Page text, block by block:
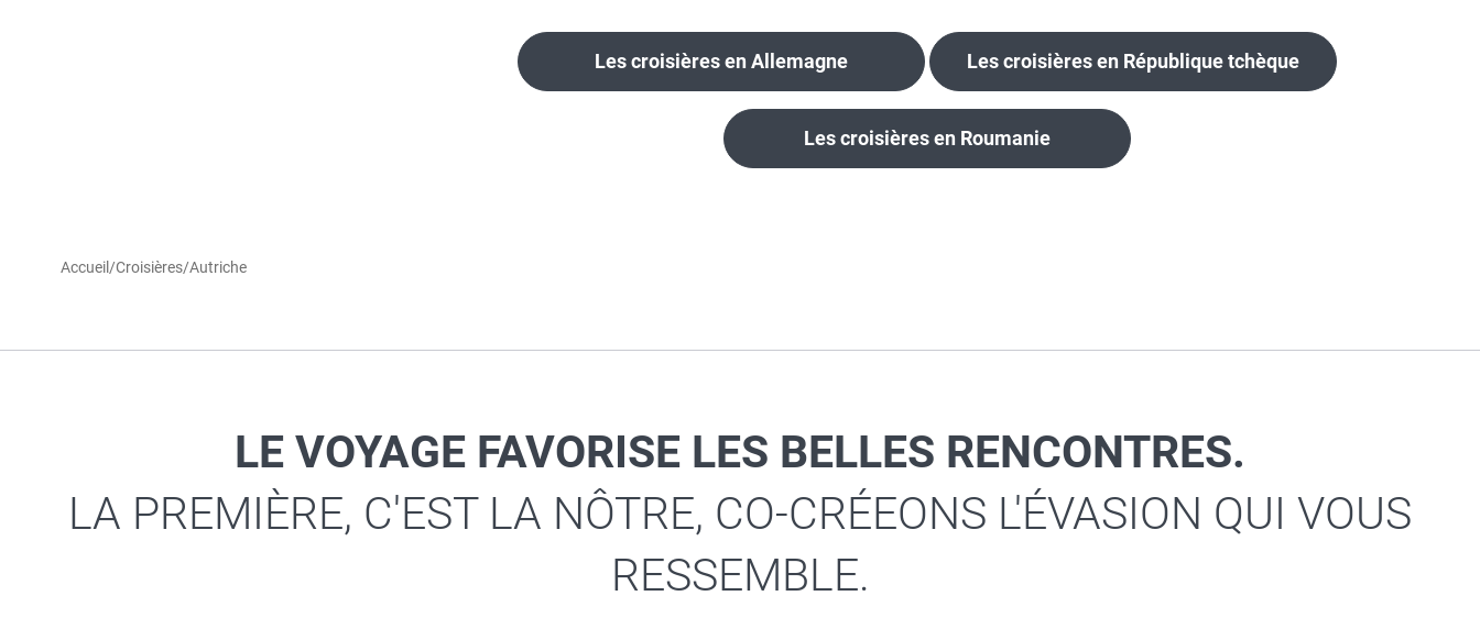
Les croisières en Allemagne Les croisières en République tchèque
Les croisières en Roumanie
Accueil /Croisières/Autriche
LE VOYAGE FAVORISE LES BELLES RENCONTRES.
LA PREMIÈRE, C'EST LA NÔTRE, CO-CRÉEONS L'ÉVASION QUI VOUS
RESSEMBLE.